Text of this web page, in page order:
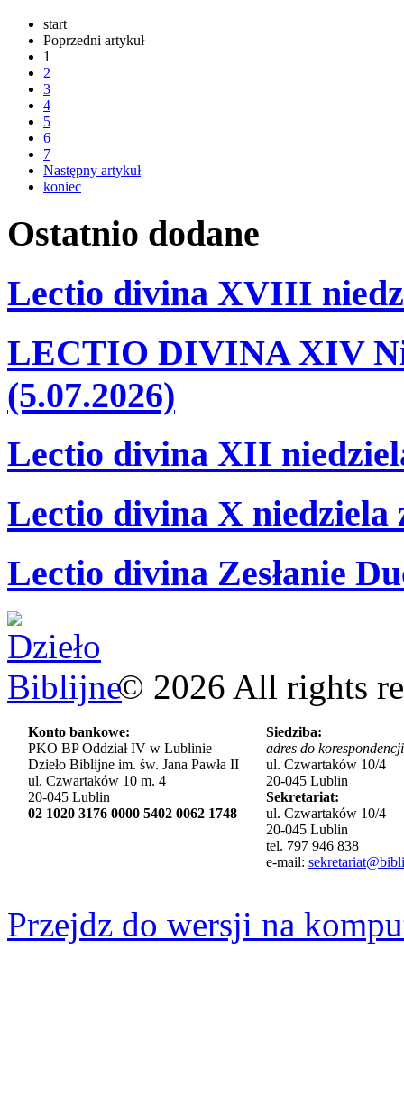
start
Poprzedni artykuł
1
2
3
4
5
6
7
Następny artykuł
koniec
Ostatnio dodane
Lectio divina XVIII
LECTIO DIVINA XIV
(5.07.2026)
Lectio divina XII
Lectio divina X niedziela
Lectio divina Zesłanie
© 2026 All rights
Konto bankowe:
PKO BP Oddział IV w Lublinie
Dzieło Biblijne im. św. Jana Pawła II
ul. Czwartaków 10 m. 4
20-045 Lublin
02 1020 3176 0000 5402 0062 1748
Siedziba:
adres do
ul. Czwartaków 10/4
20-045 Lublin
Sekretariat:
ul. Czwartaków 10/4
20-045 Lublin
tel. 797 946 838
e-mail:
Przejdz do wersji na